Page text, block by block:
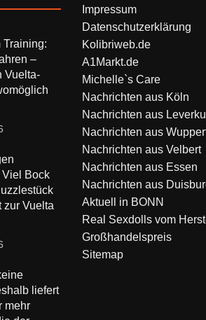
–
Vuelta-
Bock
zur Vuelta
liefert
mehr
Impressum
Datenschutzerklärung
Kolibriweb.de
A1Markt.de
Michelle`s Care
Nachrichten aus Köln
Nachrichten aus
Nachrichten aus
Nachrichten aus Velbert
Nachrichten aus Essen
Nachrichten aus
Aktuell in BONN
Real Sexdolls vom
Großhandelspreis
Sitemap